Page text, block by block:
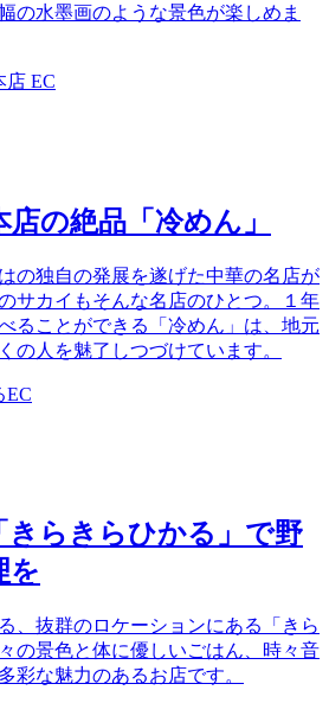
の水墨画のような景色が楽しめま
の絶品「冷めん」
の独自の発展を遂げた中華の名店が
サカイもそんな名店のひとつ。１年
ることができる「冷めん」は、地元
の人を魅了しつづけています。
きらきらひかる」で野
を
、抜群のロケーションにある「きら
の景色と体に優しいごはん、時々音
彩な魅力のあるお店です。